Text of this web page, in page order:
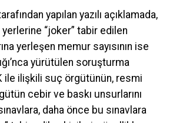
yapılan yazılı açıklamada,
“joker” tabir edilen
yerleşen memur sayısının ise
yürütülen soruşturma
ile ilişkili suç örgütünün, resmi
cebir ve baskı unsurlarını
daha önce bu sınavlara